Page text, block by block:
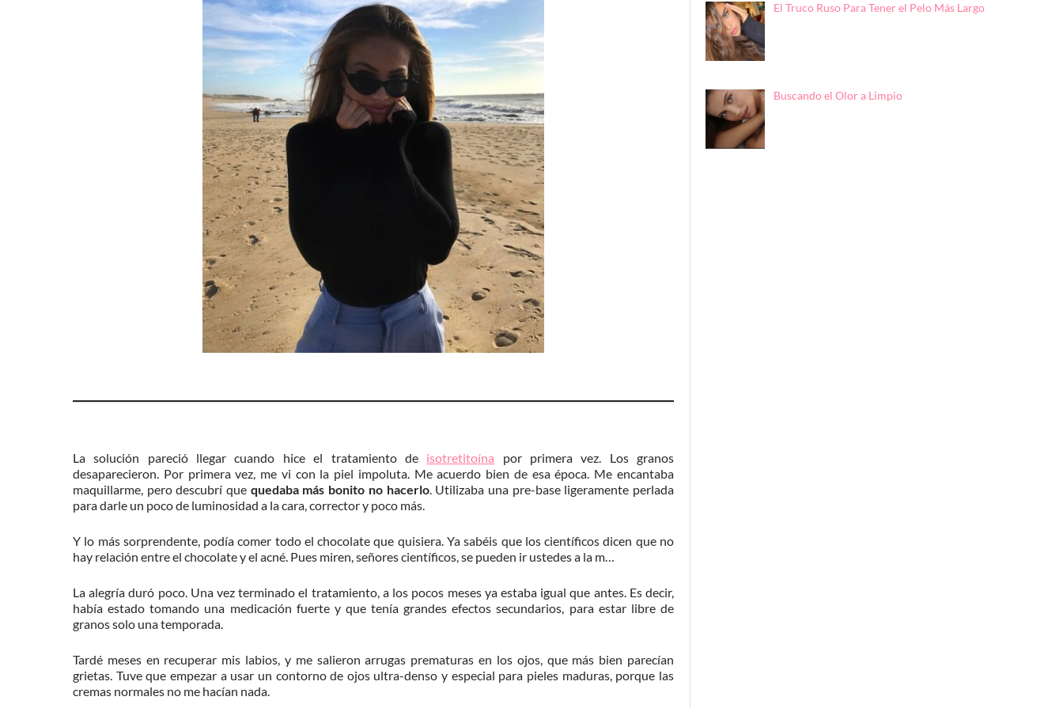
La solución pareció llegar cuando hice el tratamiento de isotretitoína por primera vez. Los granos
desaparecieron. Por primera vez, me vi con la piel impoluta. Me acuerdo bien de esa época. Me encantaba
maquillarme, pero descubrí que quedaba más bonito no hacerlo. Utilizaba una pre-base ligeramente perlada
para darle un poco de luminosidad a la cara, corrector y poco más.
Y lo más sorprendente, podía comer todo el chocolate que quisiera. Ya sabéis que los científicos dicen que no
hay relación entre el chocolate y el acné. Pues miren, señores científicos, se pueden ir ustedes a la m…
La alegría duró poco. Una vez terminado el tratamiento, a los pocos meses ya estaba igual que antes. Es decir,
había estado tomando una medicación fuerte y que tenía grandes efectos secundarios, para estar libre de
granos solo una temporada.
Tardé meses en recuperar mis labios, y me salieron arrugas prematuras en los ojos, que más bien parecían
grietas. Tuve que empezar a usar un contorno de ojos ultra-denso y especial para pieles maduras, porque las
cremas normales no me hacían nada.
El Truco Ruso Para Tener el Pelo Más Largo
Buscando el Olor a Limpio